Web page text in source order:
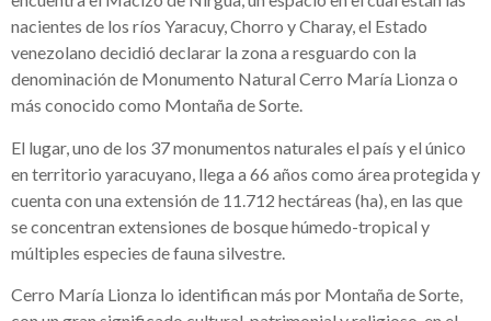
nacientes de los ríos Yaracuy, Chorro y Charay, el Estado
venezolano decidió declarar la zona a resguardo con la
denominación de Monumento Natural Cerro María Lionza o
más conocido como Montaña de Sorte.
El lugar, uno de los 37 monumentos naturales el país y el único
en territorio yaracuyano, llega a 66 años como área protegida y
cuenta con una extensión de 11.712 hectáreas (ha), en las que
se concentran extensiones de bosque húmedo-tropical y
múltiples especies de fauna silvestre.
Cerro María Lionza lo identifican más por Montaña de Sorte,